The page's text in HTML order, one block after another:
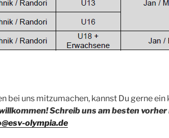
bei uns mitzumachen, kannst Du gerne
Schreib uns am besten
olympia.de